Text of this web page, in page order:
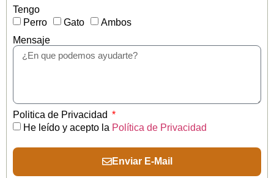
Tengo
Perro
Gato
Ambos
Mensaje
Politica de Privacidad
He leído y acepto la Política de Privacidad
Enviar E-Mail